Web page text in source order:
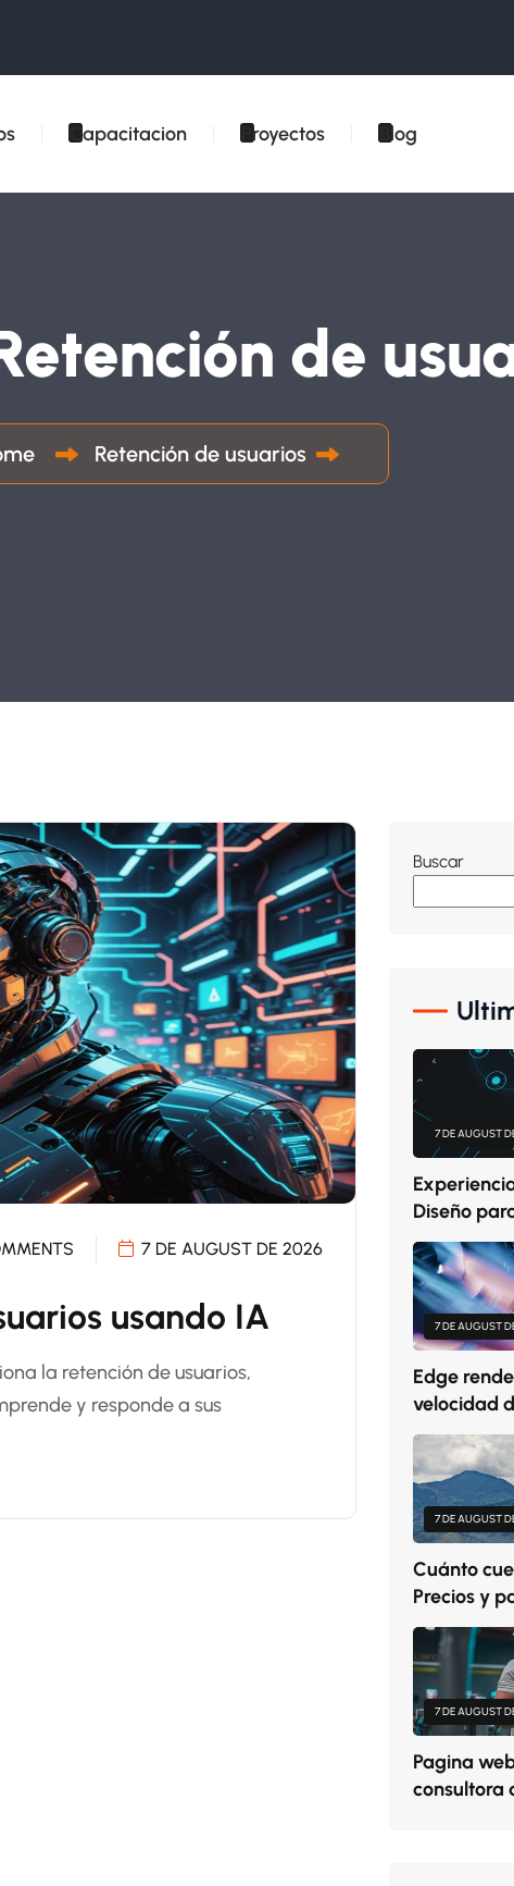
Capacitacion Proyectos Blog
de
Retención de usuarios
7 DE AUGUST DE 2026
usando IA
la retención de usuarios,
y responde a sus
Buscar
7 DE AUGUST
Diseño
7 DE AUGUST
Edge
velocidad
7 DE AUGUST
Cuánto
Precios y
7 DE AUGUST
Pagina
consultora